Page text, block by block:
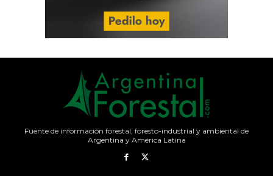
Fuente de información forestal, foresto-industrial y ambiental de
Argentina y América Latina